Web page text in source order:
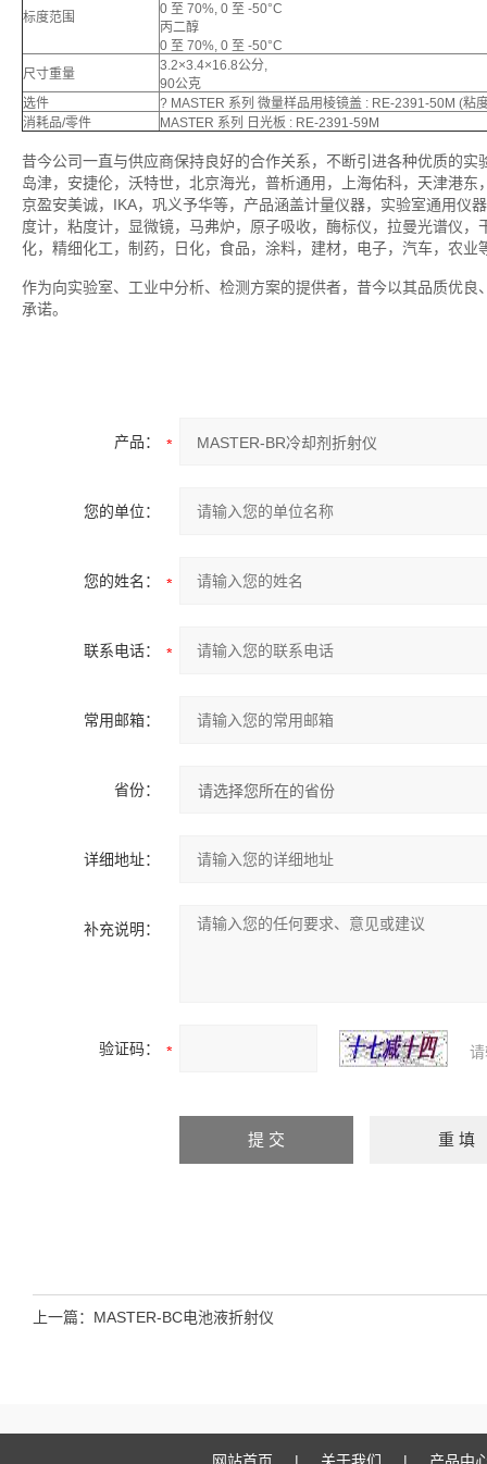
标度范围
0 至 70%, 0 至 -50°C
丙二醇
0 至 70%, 0 至 -50°C
尺寸重量
3.2×3.4×16.8公分,
90公克
选件
? MASTER 系列 微量样品用棱镜盖 : RE-2391-50M (粘
消耗品/零件
MASTER 系列 日光板 : RE-2391-59M
昔今公司一直与供应商保持良好的合作关系，不断引进各种优质的
岛津，安捷伦，沃特世，北京海光，普析通用，上海佑科，天津港
京盈安美诚，IKA，巩义予华等，产品涵盖计量仪器，实验室通用仪
度计，粘度计，显微镜，马弗炉，原子吸收，酶标仪，拉曼光谱仪
化，精细化工，制药，日化，食品，涂料，建材，电子，汽车，农
作为向实验室、工业中分析、检测方案的提供者，昔今以其品质优
承诺。
产品：
您的单位：
您的姓名：
联系电话：
常用邮箱：
省份：
详细地址：
补充说明：
验证码：
上一篇： MASTER-BC电池液折射仪